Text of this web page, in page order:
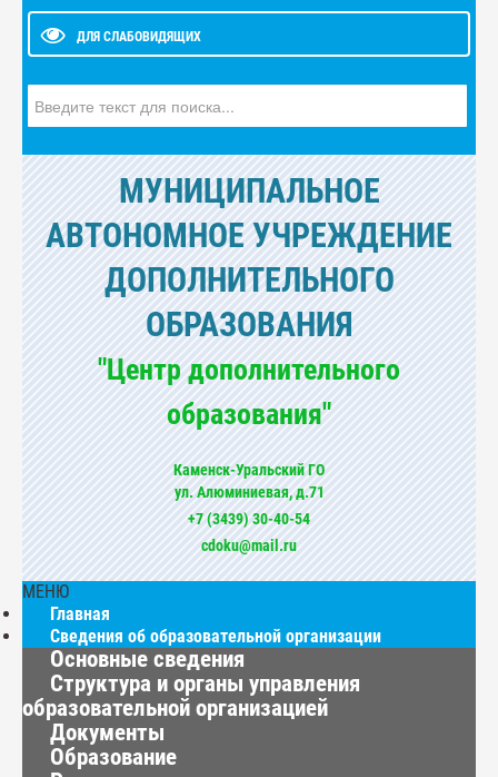
ДЛЯ СЛАБОВИДЯЩИХ
МУНИЦИПАЛЬНОЕ
АВТОНОМНОЕ УЧРЕЖДЕНИЕ
ДОПОЛНИТЕЛЬНОГО
ОБРАЗОВАНИЯ
"Центр дополнительного
образования"
Каменск-Уральский ГО
ул. Алюминиевая, д.71
+7 (3439) 30-40-54
cdoku@mail.ru
МЕНЮ
Главная
Сведения об образовательной организации
Основные сведения
Структура и органы управления
образовательной организацией
Документы
Образование